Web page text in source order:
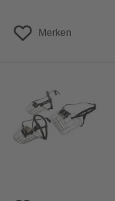
Merken